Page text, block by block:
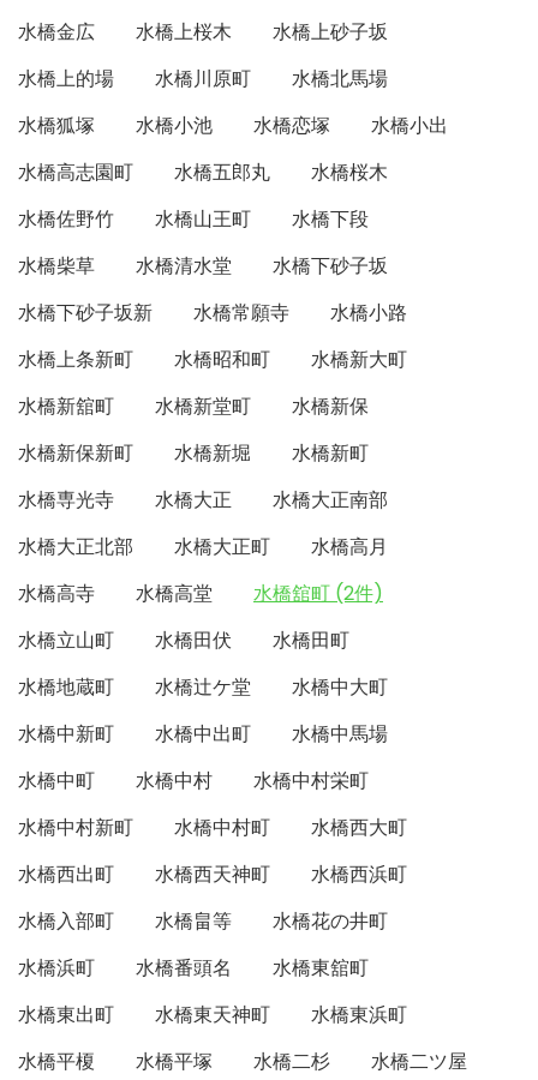
水橋金広
水橋上桜木
水橋上砂子坂
水橋上的場
水橋川原町
水橋北馬場
水橋狐塚
水橋小池 水橋恋塚
水橋小出
水橋高志園町
水橋五郎丸
水橋桜木
水橋佐野竹
水橋山王町
水橋下段
水橋柴草
水橋清水堂
水橋下砂子坂
水橋下砂子坂新
水橋常願寺
水橋小路
水橋上条新町
水橋昭和町
水橋新大町
水橋新舘町
水橋新堂町
水橋新保
水橋新保新町
水橋新堀
水橋新町
水橋専光寺
水橋大正
水橋大正南部
水橋大正北部
水橋大正町
水橋高月
水橋高寺
水橋高堂
水橋舘町 (2件)
水橋立山町
水橋田伏
水橋田町
水橋地蔵町
水橋辻ケ堂
水橋中大町
水橋中新町
水橋中出町
水橋中馬場
水橋中町
水橋中村
水橋中村栄町
水橋中村新町
水橋中村町
水橋西大町
水橋西出町
水橋西天神町
水橋西浜町
水橋入部町
水橋畠等
水橋花の井町
水橋浜町
水橋番頭名
水橋東舘町
水橋東出町
水橋東天神町
水橋東浜町
水橋平榎
水橋平塚 水橋二杉 水橋二ツ屋